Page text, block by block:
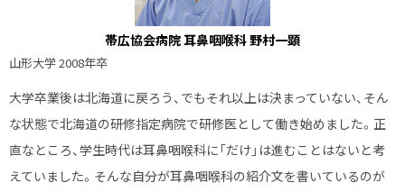
帯広協会病院 耳鼻咽喉科 野村一顕
山形大学 2008年卒
大学卒業後は北海道に戻ろう、でもそれ以上は決まっていない、そん
な状態で北海道の研修指定病院で研修医として働き始めました。正
直なところ、学生時代は耳鼻咽喉科に「だけ」は進むことはないと考
えていました。そんな自分が耳鼻咽喉科の紹介文を書いているのが